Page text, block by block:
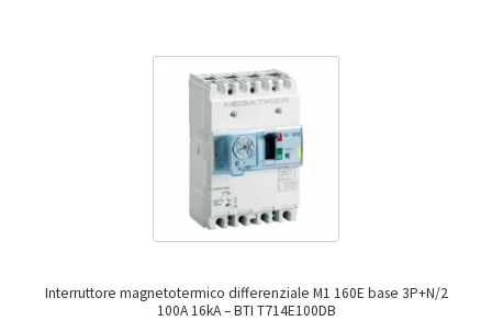
Interruttore magnetotermico differenziale M1 160E base 3P+N/2
100A 16kA – BTI T714E100DB